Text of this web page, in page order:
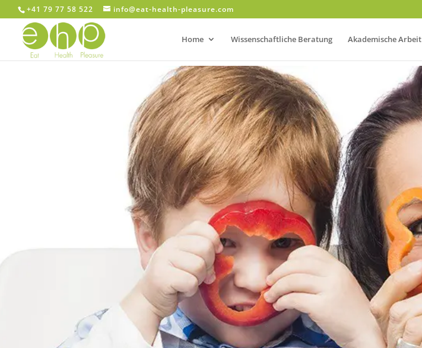
+41 79 77 58 522 info@eat-health-pleasure.com
Home Wissenschaftliche Beratung Akademische Arbeit